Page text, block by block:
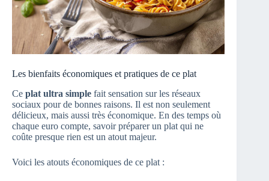
Les bienfaits économiques et pratiques de ce plat
Ce plat ultra simple fait sensation sur les réseaux
sociaux pour de bonnes raisons. Il est non seulement
délicieux, mais aussi très économique. En des temps où
chaque euro compte, savoir préparer un plat qui ne
coûte presque rien est un atout majeur.
Voici les atouts économiques de ce plat :